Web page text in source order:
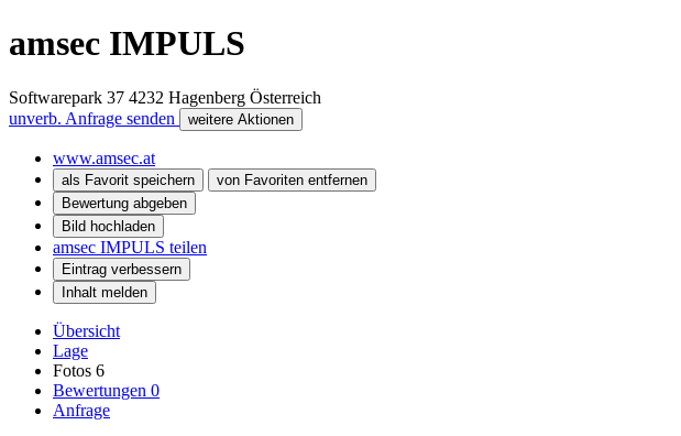
amsec IMPULS
Softwarepark 37 4232 Hagenberg Österreich
unverb. Anfrage senden
weitere Aktionen
www.amsec.at
als Favorit speichern
von Favoriten entfernen
Bewertung abgeben
Bild hochladen
amsec IMPULS teilen
Eintrag verbessern
Inhalt melden
Übersicht
Lage
Fotos 6
Bewertungen 0
Anfrage